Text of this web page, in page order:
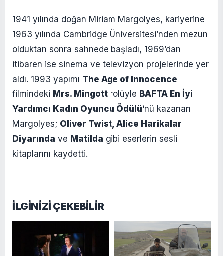
1941 yılında doğan Miriam Margolyes, kariyerine
1963 yılında Cambridge Üniversitesi’nden mezun
olduktan sonra sahnede başladı, 1969’dan
itibaren ise sinema ve televizyon projelerinde yer
aldı. 1993 yapımı The Age of Innocence
filmindeki Mrs. Mingott rolüyle BAFTA En İyi
Yardımcı Kadın Oyuncu Ödülü‘nü kazanan
Margolyes; Oliver Twist, Alice Harikalar
Diyarında ve Matilda gibi eserlerin sesli
kitaplarını kaydetti.
İLGİNİZİ ÇEKEBİLİR